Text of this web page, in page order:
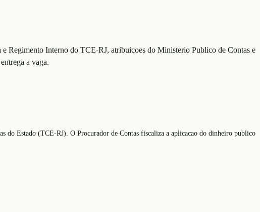
Regimento Interno do TCE-RJ, atribuicoes do Ministerio Publico de Contas e
a vaga.
do Estado (TCE-RJ). O Procurador de Contas fiscaliza a aplicacao do dinheiro publico